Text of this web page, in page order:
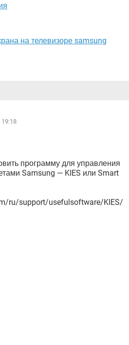
на телевизоре samsung
19:18
программу для управления
Samsung — KIES или Smart
ru/support/usefulsoftware/KIES/